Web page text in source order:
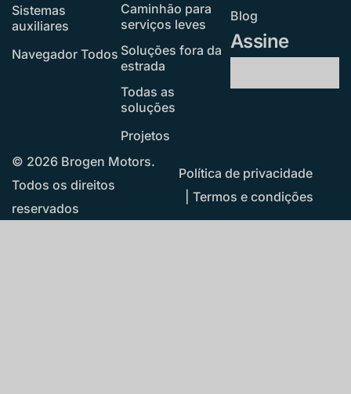
Sistemas
auxiliares
Navegador Todos
Caminhão para
serviços leves
Soluções fora da
estrada
Todas as
soluções
Projetos
Blog
Assine
© 2026 Brogen Motors.
Todos os direitos
reservados
Política de privacidade
|Termos e condições